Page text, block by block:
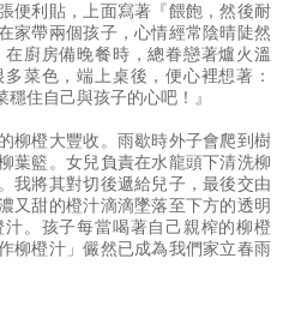
便利貼，上面寫著『餵飽，然後耐
家帶兩個孩子，心情經常陰晴陡然
廚房備晚餐時，總眷戀著爐火溫
菜色，端上桌後，便心裡想著：
穩住自己與孩子的心吧！』
柳橙大豐收。雨歇時外子會爬到樹
葉籃。女兒負責在水龍頭下清洗柳
我將其對切後遞給兒子，最後交由
又甜的橙汁滴滴墜落至下方的透明
。孩子每當喝著自己親榨的柳橙
柳橙汁」儼然已成為我們家立春雨